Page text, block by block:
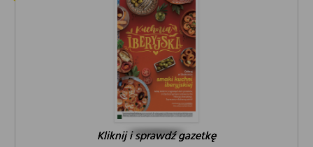
Kliknij i sprawdź gazetkę
Kliknij i sprawdź gazetkę
Kliknij i sprawdź gazetkę